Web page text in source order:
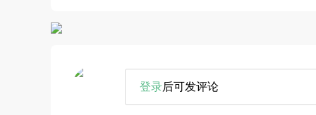
登录后可发评论